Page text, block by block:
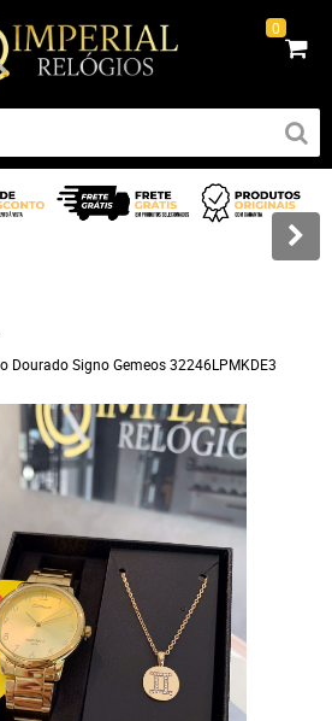
0
Dourado Signo Gemeos 32246LPMKDE3